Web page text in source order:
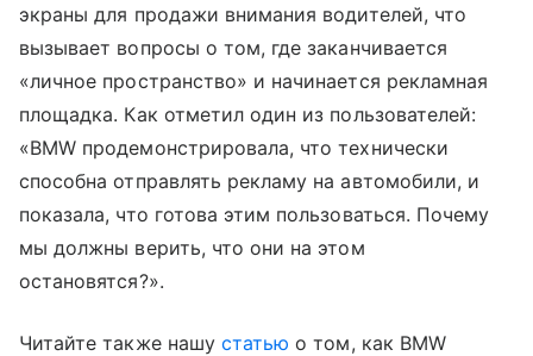
экраны для продажи внимания водителей, что
вызывает вопросы о том, где заканчивается
«личное пространство» и начинается рекламная
площадка. Как отметил один из пользователей:
«BMW продемонстрировала, что технически
способна отправлять рекламу на автомобили, и
показала, что готова этим пользоваться. Почему
мы должны верить, что они на этом
остановятся?».
Читайте также нашу статью о том, как BMW